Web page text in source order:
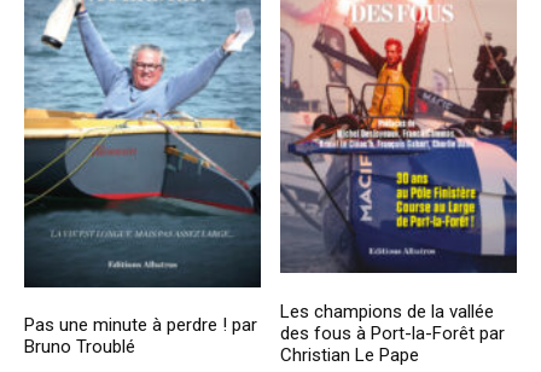
Pas une minute à perdre ! par
Bruno Troublé
Les champions de la vallée
des fous à Port-la-Forêt par
Christian Le Pape